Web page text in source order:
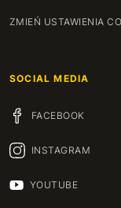
ZMIEŃ USTAWIENIA
SOCIAL MEDIA
FACEBOOK
INSTAGRAM
YOUTUBE